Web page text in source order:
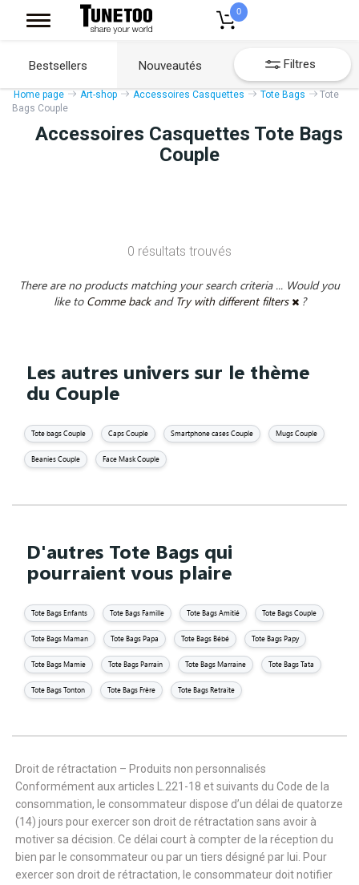
0
Bestsellers Nouveautés Filtres
Home page Art-shop Accessoires Casquettes Tote Bags
Tote
Bags Couple
Accessoires Casquettes Tote Bags
Couple
0 résultats trouvés
There are no products matching your search criteria ... Would you
like to Comme back and Try with different filters ?
Les autres univers sur le thème
du Couple
Tote bags Couple Caps Couple Smartphone cases Couple Mugs Couple
Beanies Couple Face Mask Couple
D'autres Tote Bags qui
pourraient vous plaire
Tote Bags Enfants Tote Bags Famille Tote Bags Amitié Tote Bags Couple
Tote Bags Maman Tote Bags Papa Tote Bags Bébé Tote Bags Papy
Tote Bags Mamie Tote Bags Parrain Tote Bags Marraine Tote Bags Tata
Tote Bags Tonton Tote Bags Frère Tote Bags Retraite
Droit de rétractation – Produits non personnalisés
Conformément aux articles L.221-18 et suivants du Code de la
consommation, le consommateur dispose d’un délai de quatorze
(14) jours pour exercer son droit de rétractation sans avoir à
motiver sa décision. Ce délai court à compter de la réception du
bien par le consommateur ou par un tiers désigné par lui. Pour
exercer son droit de rétractation, le consommateur doit notifier